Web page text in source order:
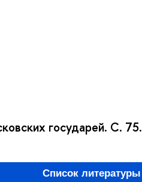
государей. С. 75.
Список литературы